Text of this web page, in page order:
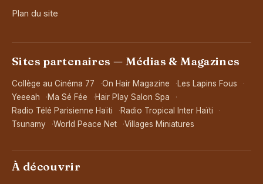
Plan du site
Sites partenaires — Médias & Magazines
Collège au Cinéma 77 On Hair Magazine
Les Lapins Fous
Yeeeah
Ma Sé Fée
Hair Play Salon Spa
Radio Télé Parisienne Haïti
Radio Tropical Inter Haïti
Tsunamy
World Peace Net Villages Miniatures
À découvrir